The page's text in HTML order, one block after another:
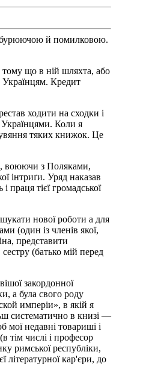
обурюючою й помилковою.
що в ній шляхта, або
Українцям. Кредит
ходити на сходки і
Українцями. Коли я
тяких книжок. Це
воюючи з Поляками,
інтриґи. Уряд наказав
праця тієї громадської
нової роботи а для
(один із членів якої,
представити
(батько мій перед
закордонної
а була свого роду
имперіи», в якій я
систематично в книзі —
мої недавні товариші і
тім числі і професор
римської республіки,
кар'єри, до